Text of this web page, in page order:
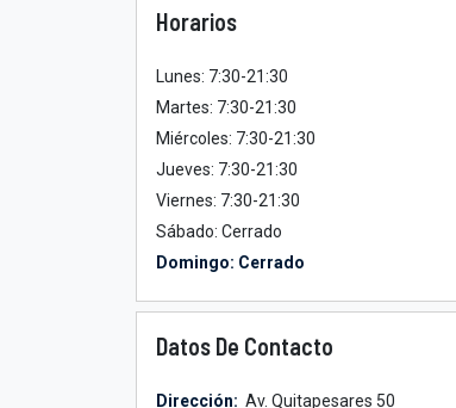
Horarios
Lunes: 7:30-21:30
Martes: 7:30-21:30
Miércoles: 7:30-21:30
Jueves: 7:30-21:30
Viernes: 7:30-21:30
Sábado: Cerrado
Domingo: Cerrado
Datos De Contacto
Dirección: Av. Quitapesares 50